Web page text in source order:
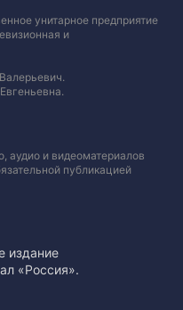
унитарное предприятие
и
аудио и видеоматериалов
публикацией
издание
«Россия».